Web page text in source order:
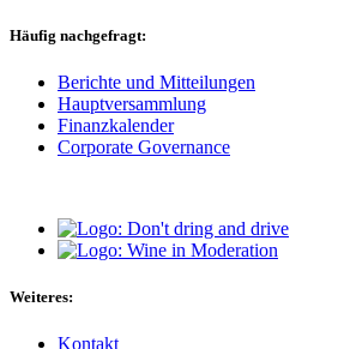
Häufig nachgefragt:
Berichte und Mitteilungen
Hauptversammlung
Finanzkalender
Corporate Governance
Weiteres:
Kontakt